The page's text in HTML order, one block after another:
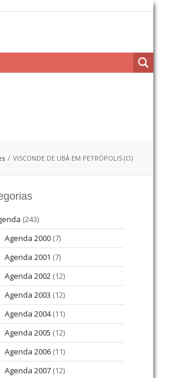
VISCONDE DE UBÁ EM PETRÓPOLIS (O)
(243)
Agenda 2000 (7)
Agenda 2001 (7)
Agenda 2002 (12)
Agenda 2003 (12)
Agenda 2004(11)
Agenda 2005 (12)
Agenda 2006 (11)
Agenda 2007 (12)